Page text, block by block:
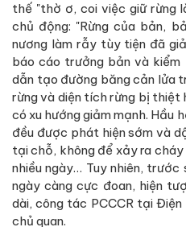
thế "thờ ơ, coi việc giữ rừng
chủ động: "Rừng của bản,
nương làm rẫy tùy tiện đã
báo cáo trưởng bản và
dẫn tạo đường băng cản lửa
rừng và diện tích rừng bị thiệt
có xu hướng giảm mạnh. Hầu
đều được phát hiện sớm và
tại chỗ, không để xảy ra
nhiều ngày… Tuy nhiên,
ngày càng cực đoan, hiện
dài, công tác PCCCR tại
chủ quan.